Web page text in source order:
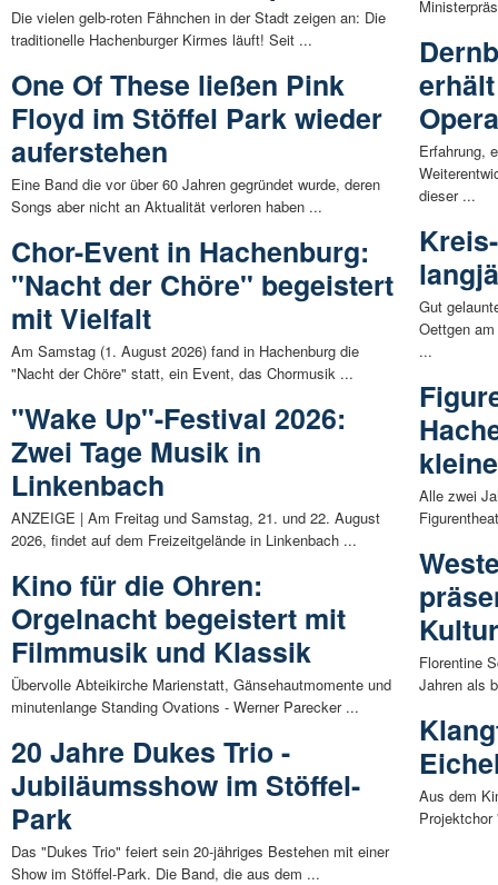
Die vielen gelb-roten Fähnchen in der Stadt zeigen an: Die
traditionelle Hachenburger Kirmes läuft! Seit ...
One Of These ließen Pink
Floyd im Stöffel Park wieder
auferstehen
Eine Band die vor über 60 Jahren gegründet wurde, deren
Songs aber nicht an Aktualität verloren haben ...
Chor-Event in Hachenburg:
"Nacht der Chöre" begeistert
mit Vielfalt
Am Samstag (1. August 2026) fand in Hachenburg die
"Nacht der Chöre" statt, ein Event, das Chormusik ...
"Wake Up"-Festival 2026:
Zwei Tage Musik in
Linkenbach
ANZEIGE | Am Freitag und Samstag, 21. und 22. August
2026, findet auf dem Freizeitgelände in Linkenbach ...
Kino für die Ohren:
Orgelnacht begeistert mit
Filmmusik und Klassik
Übervolle Abteikirche Marienstatt, Gänsehautmomente und
minutenlange Standing Ovations - Werner Parecker ...
20 Jahre Dukes Trio -
Jubiläumsshow im Stöffel-
Park
Das "Dukes Trio" feiert sein 20-jähriges Bestehen mit einer
Show im Stöffel-Park. Die Band, die aus dem ...
Erfahrung,
dieser ...
Gut
Oettgen
...
Alle zwei
Florentine
Jahren als
Aus dem